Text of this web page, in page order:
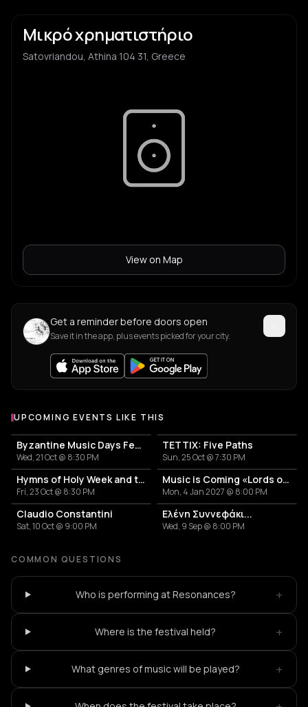
Μικρό χρηματιστήριο
Satovriandou, Athina 104 31, Greece
View on Map
Get a reminder before doors open
Save it in the app, plus events picked for your city.
UPCOMING EVENTS LIKE THIS
Byzantine Music Days Festival: Christmas Hymns
Wed, 21 Oct @ 8:30 PM
TETTIX: Five Paths
Sun, 25 Oct @ 7:30 PM
Hymns of Holy Week and the Resurrection - Byzantine Music Days Festival
Fri, 23 Oct @ 8:30 PM
Music is Сoming «Lords of the Sound»
Mon, 4 Jan 2027 @ 8:00 PM
Claudio Constantini
Sat, 10 Oct @ 9:00 PM
Ελένη Συννεφάκι...
Wed, 9 Sep @ 8:00 PM
COMMON QUESTIONS
Who is performing at Resonances? +
Where is the festival held? +
What genres of music will be played? +